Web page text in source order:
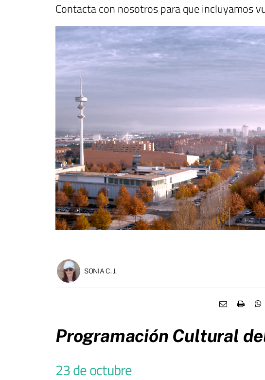
Contacta con nosotros para que incluyamos
SONIA C. J.
Programación Cultural
23 de octubre